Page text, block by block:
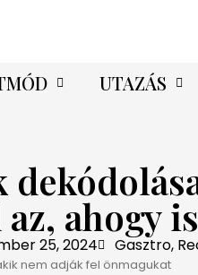
UTAZÁS
ahogy
25, 2024 Gasztro,
nem adják fel önmagukat